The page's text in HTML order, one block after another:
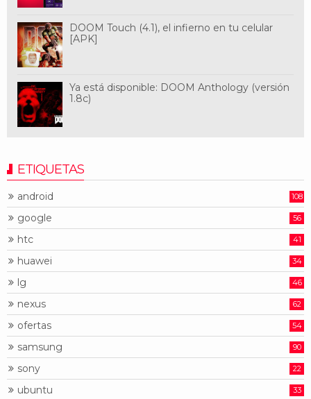
DOOM Touch (4.1), el infierno en tu celular
[APK]
Ya está disponible: DOOM Anthology (versión
1.8c)
ETIQUETAS
android 108
google 56
htc 41
huawei 34
lg 46
nexus 62
ofertas 54
samsung 90
sony 22
ubuntu 33